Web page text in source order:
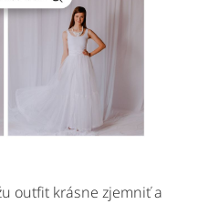
outfit krásne zjemniť a